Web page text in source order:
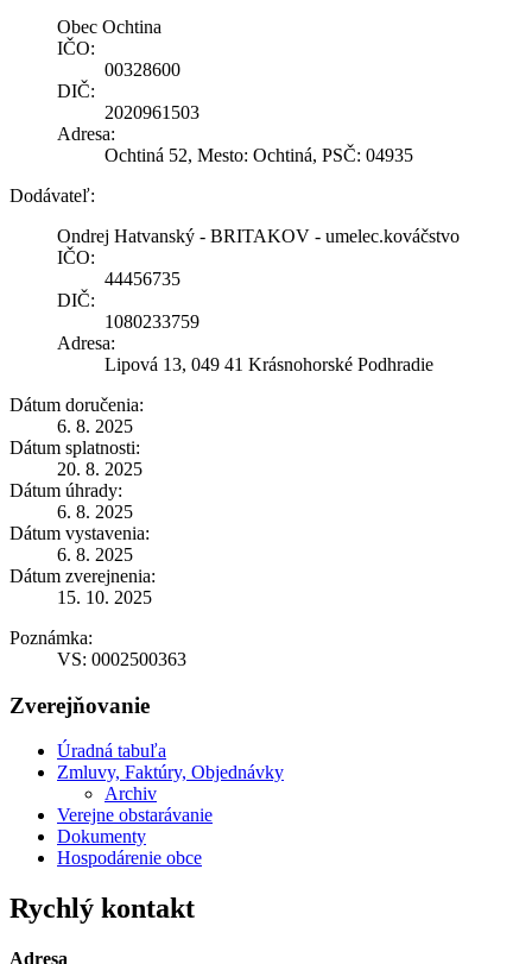
Obec Ochtina
IČO:
00328600
DIČ:
2020961503
Adresa:
Ochtiná 52, Mesto: Ochtiná, PSČ: 04935
Dodávateľ:
Ondrej Hatvanský - BRITAKOV - umelec.kováčstvo
IČO:
44456735
DIČ:
1080233759
Adresa:
Lipová 13, 049 41 Krásnohorské Podhradie
Dátum doručenia:
6. 8. 2025
Dátum splatnosti:
20. 8. 2025
Dátum úhrady:
6. 8. 2025
Dátum vystavenia:
6. 8. 2025
Dátum zverejnenia:
15. 10. 2025
Poznámka:
VS: 0002500363
Zverejňovanie
Úradná tabuľa
Zmluvy, Faktúry, Objednávky
Archiv
Verejne obstarávanie
Dokumenty
Hospodárenie obce
Rychlý kontakt
Adresa